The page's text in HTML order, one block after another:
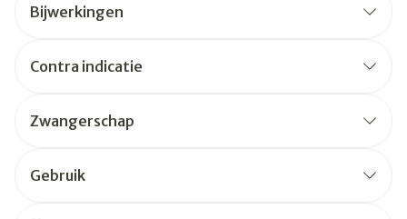
Bijwerkingen
Contra indicatie
Zwangerschap
Gebruik